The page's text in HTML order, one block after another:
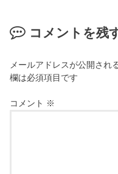
コメントを残
メールアドレスが公開され
欄は必須項目です
コメント ※